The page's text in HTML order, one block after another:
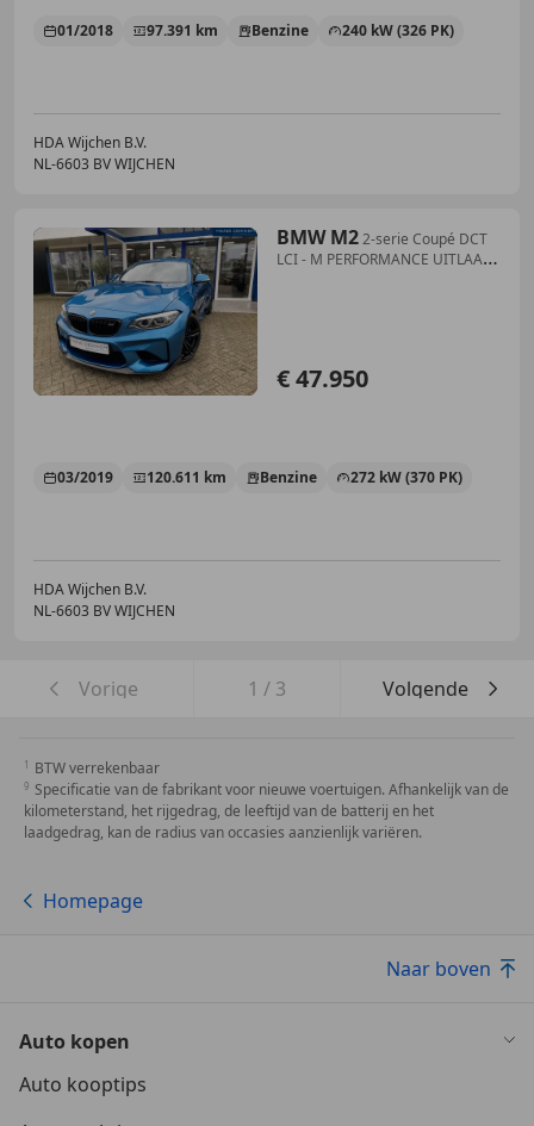
01/2018 97.391 km Benzine 240 kW (326 PK)
HDA Wijchen B.V.
NL-6603 BV WIJCHEN
BMW M22-serie Coupé DCT
LCI - M PERFORMANCE UITLAAT -
€ 47.950
03/2019 120.611 km Benzine 272 kW (370 PK)
HDA Wijchen B.V.
NL-6603 BV WIJCHEN
Vorige 1 / 3 Volgende
BTW verrekenbaar
Specificatie van de fabrikant voor nieuwe voertuigen. Afhankelijk van de
kilometerstand, het rijgedrag, de leeftijd van de batterij en het
laadgedrag, kan de radius van occasies aanzienlijk variëren.
Homepage
Naar boven
Auto kopen
Auto kooptips